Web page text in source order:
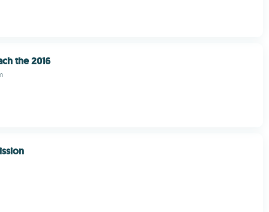
the 2016